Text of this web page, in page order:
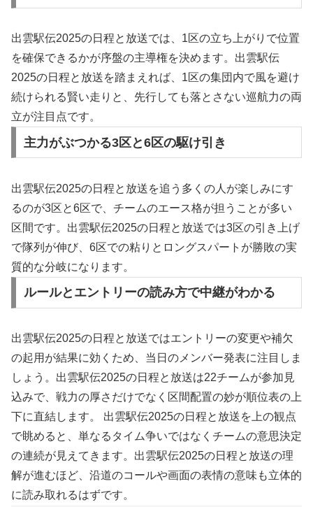
出雲駅伝2025の日程と放送では、1区の立ち上がりで位置
を確保できるかが序盤の主導権を決めます。出雲駅伝
2025の日程と放送を踏まえれば、1区の集団内で風を避け
続けられる賢い走りと、先行しても落とさない巡航力の両
立が注目点です。
主力がぶつかる3区と6区の駆け引き
出雲駅伝2025の日程と放送を追う多くの人が楽しみにす
るのが3区と6区で、チームのエース格が担うことが多い
区間です。出雲駅伝2025の日程と放送では3区の引き上げ
で隊列が伸び、6区での粘りとロングスパートが勝敗の実
質的な分岐になります。
ルールとエントリーの読み方で中継がわかる
出雲駅伝2025の日程と放送ではエントリーの変更や補欠
の起用が結果に効くため、当日のメンバー発表に注目しま
しょう。出雲駅伝2025の日程と放送は22チームが参加見
込みで、戦力の厚さだけでなく区間配置の妙が順位表の上
下に直結します。 出雲駅伝2025の日程と放送を上の観点
で眺めると、単なるタイム争いではなくチームの意思決定
の連続が見えてきます。出雲駅伝2025の日程と放送の理
解が進むほど、沿道のコールや画面の表情の意味も立体的
に読み取れるはずです。